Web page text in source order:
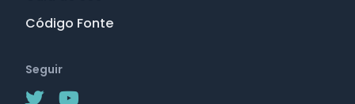
Código Fonte
Seguir